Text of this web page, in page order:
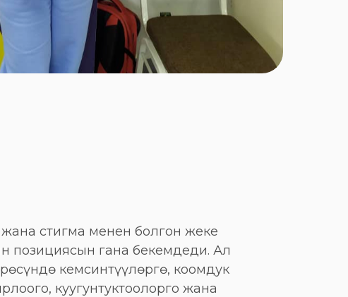
стигма менен болгон жеке
позициясын гана бекемдеди. Ал
кемсинтүүлөргө, коомдук
куугунтуктоолорго жана